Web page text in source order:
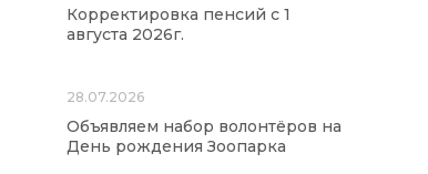
Корректировка пенсий с 1
августа 2026г.
28.07.2026
Объявляем набор волонтёров на
День рождения Зоопарка